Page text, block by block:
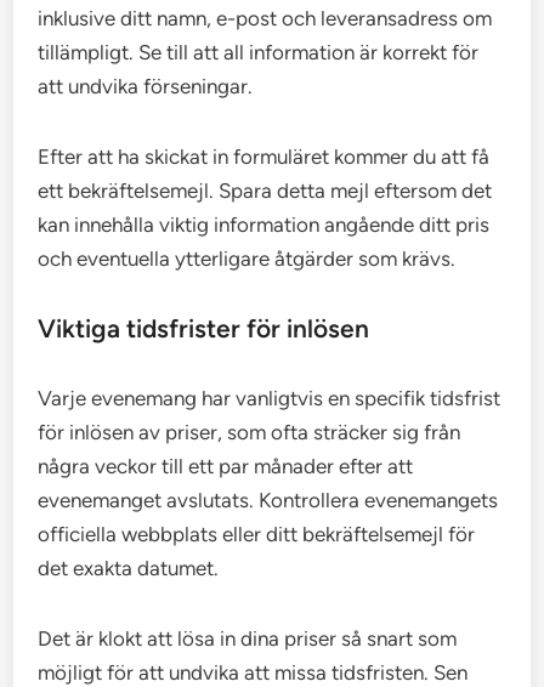
inklusive ditt namn, e-post och leveransadress om
tillämpligt. Se till att all information är korrekt för
att undvika förseningar.
Efter att ha skickat in formuläret kommer du att få
ett bekräftelsemejl. Spara detta mejl eftersom det
kan innehålla viktig information angående ditt pris
och eventuella ytterligare åtgärder som krävs.
Viktiga tidsfrister för inlösen
Varje evenemang har vanligtvis en specifik tidsfrist
för inlösen av priser, som ofta sträcker sig från
några veckor till ett par månader efter att
evenemanget avslutats. Kontrollera evenemangets
officiella webbplats eller ditt bekräftelsemejl för
det exakta datumet.
Det är klokt att lösa in dina priser så snart som
möjligt för att undvika att missa tidsfristen. Sen